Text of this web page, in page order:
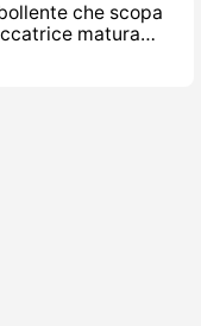
che scopa
matura